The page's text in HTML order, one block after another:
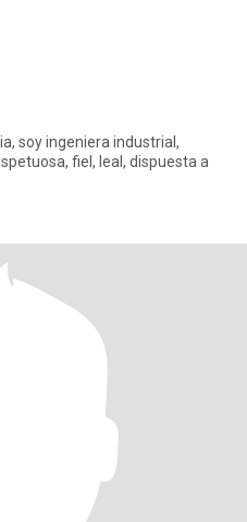
soy ingeniera industrial,